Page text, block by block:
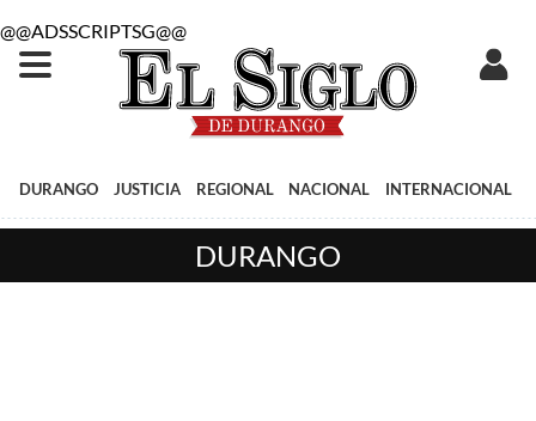
@@ADSSCRIPTSG@@
DURANGO JUSTICIA REGIONAL NACIONAL INTERNACIONAL
DURANGO